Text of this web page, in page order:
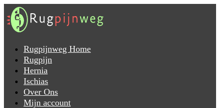
Rugpijnweg Home
Rugpijn
Hernia
Ischias
Over Ons
Mijn account